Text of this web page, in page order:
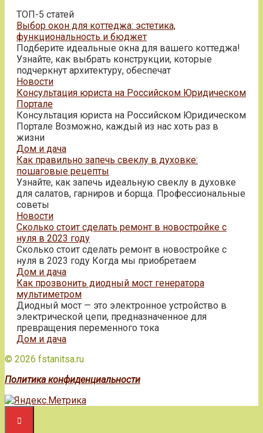
ТОП-5 статей
Выбор окон для коттеджа: эстетика,
функциональность и бюджет
Подберите идеальные окна для вашего коттеджа!
Узнайте, как выбрать конструкции, которые
подчеркнут архитектуру, обеспечат
Новости
Консультация юриста на Российском Юридическом
Портале
Консультация юриста на Российском Юридическом
Портале Возможно, каждый из нас хоть раз в
жизни
Дом и дача
Как правильно запечь свеклу в духовке:
пошаговые рецепты
Узнайте, как запечь идеальную свеклу в духовке
для салатов, гарниров и борща. Профессиональные
советы
Новости
Сколько стоит сделать ремонт в новостройке с
нуля в 2023 году
Сколько стоит сделать ремонт в новостройке с
нуля в 2023 году Когда мы приобретаем
Дом и дача
Как прозвонить диодный мост генератора
мультиметром
Диодный мост — это электронное устройство в
электрической цепи, предназначенное для
превращения переменного тока
Дом и дача
© 2026 fstanitsa.ru
Политика конфиденциальности